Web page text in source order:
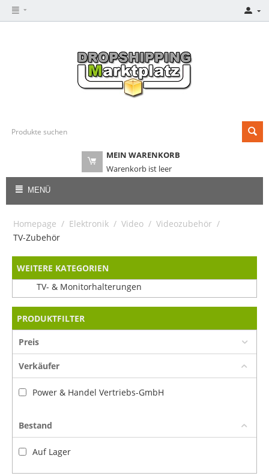
MEIN WARENKORB
Warenkorb ist leer
MENÜ
Homepage / Elektronik / Video / Videozubehör /
TV-Zubehör
WEITERE KATEGORIEN
TV- & Monitorhalterungen
PRODUKTFILTER
Preis
Verkäufer
Power & Handel Vertriebs-GmbH
Bestand
Auf Lager